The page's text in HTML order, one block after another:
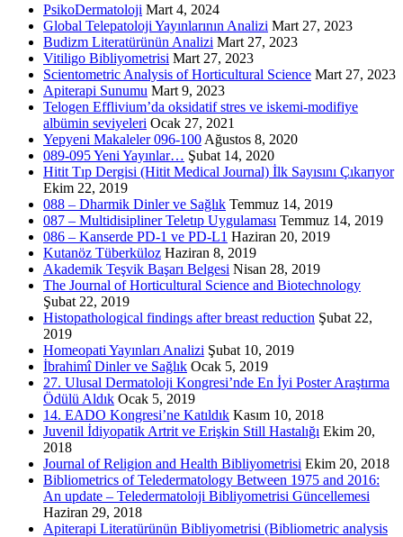
PsikoDermatoloji Mart 4, 2024
Global Telepatoloji Yayınlarının Analizi Mart 27, 2023
Budizm Literatürünün Analizi Mart 27, 2023
Vitiligo Bibliyometrisi Mart 27, 2023
Scientometric Analysis of Horticultural Science Mart 27, 2023
Apiterapi Sunumu Mart 9, 2023
Telogen Efflivium’da oksidatif stres ve iskemi-modifiye
albümin seviyeleri Ocak 27, 2021
Yepyeni Makaleler 096-100 Ağustos 8, 2020
089-095 Yeni Yayınlar… Şubat 14, 2020
Hitit Tıp Dergisi (Hitit Medical Journal) İlk Sayısını Çıkarıyor
Ekim 22, 2019
088 – Dharmik Dinler ve Sağlık Temmuz 14, 2019
087 – Multidisipliner Teletıp Uygulaması Temmuz 14, 2019
086 – Kanserde PD-1 ve PD-L1 Haziran 20, 2019
Kutanöz Tüberküloz Haziran 8, 2019
Akademik Teşvik Başarı Belgesi Nisan 28, 2019
The Journal of Horticultural Science and Biotechnology
Şubat 22, 2019
Histopathological findings after breast reduction Şubat 22,
2019
Homeopati Yayınları Analizi Şubat 10, 2019
İbrahimî Dinler ve Sağlık Ocak 5, 2019
27. Ulusal Dermatoloji Kongresi’nde En İyi Poster Araştırma
Ödülü Aldık Ocak 5, 2019
14. EADO Kongresi’ne Katıldık Kasım 10, 2018
Juvenil İdiyopatik Artrit ve Erişkin Still Hastalığı Ekim 20,
2018
Journal of Religion and Health Bibliyometrisi Ekim 20, 2018
Bibliometrics of Teledermatology Between 1975 and 2016:
An update – Teledermatoloji Bibliyometrisi Güncellemesi
Haziran 29, 2018
Apiterapi Literatürünün Bibliyometrisi (Bibliometric analysis